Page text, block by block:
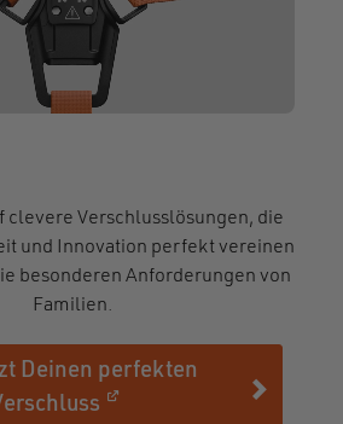
clevere Verschlusslösungen, die
und Innovation perfekt vereinen
besonderen Anforderungen von
Familien.
Deinen perfekten
(opens in a new
(öffnet in einem neuen